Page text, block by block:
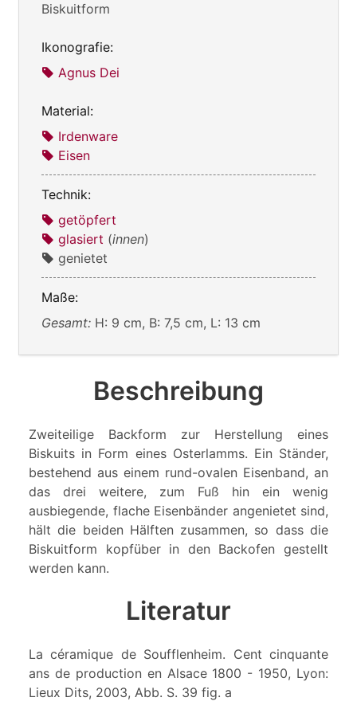
Biskuitform
Ikonografie:
Agnus Dei
Material:
Irdenware
Eisen
Technik:
getöpfert
glasiert (innen)
genietet
Maße:
Gesamt: H: 9 cm, B: 7,5 cm, L: 13 cm
Beschreibung
Zweiteilige Backform zur Herstellung eines
Biskuits in Form eines Osterlamms. Ein Ständer,
bestehend aus einem rund-ovalen Eisenband, an
das drei weitere, zum Fuß hin ein wenig
ausbiegende, flache Eisenbänder angenietet sind,
hält die beiden Hälften zusammen, so dass die
Biskuitform kopfüber in den Backofen gestellt
werden kann.
Literatur
La céramique de Soufflenheim. Cent cinquante
ans de production en Alsace 1800 - 1950, Lyon:
Lieux Dits, 2003, Abb. S. 39 fig. a